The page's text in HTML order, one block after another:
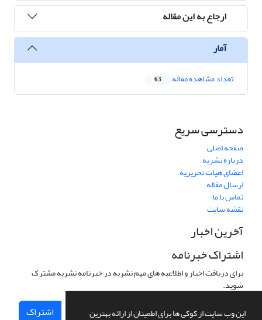
این وب سایت از کوکی ها برای اطمینان از ارائه بهترین
ارجاع به این مقاله
آمار
تعداد مشاهده مقاله 63
دسترسی سریع
صفحه اصلی
درباره نشریه
اعضای هیات تحریریه
ارسال مقاله
تماس با ما
نقشه سایت
آخرین اخبار
اشتراک خبرنامه
برای دریافت اخبار و اطلاعیه های مهم نشریه در خبرنامه نشریه مشترک
شوید.
اشتراک